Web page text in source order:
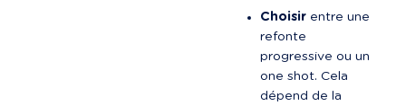
Choisir entre une
refonte
progressive ou un
one shot. Cela
dépend de la